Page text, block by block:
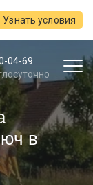
Узнать условия
04-69
в